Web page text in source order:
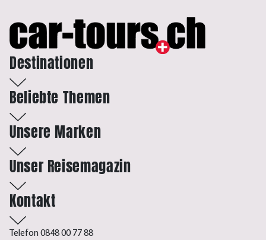
Destinationen
Beliebte Themen
Unsere Marken
Unser Reisemagazin
Kontakt
Telefon 0848 00 77 88